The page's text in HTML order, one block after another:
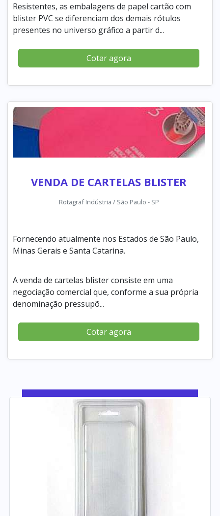
Resistentes, as embalagens de papel cartão com
blister PVC se diferenciam dos demais rótulos
presentes no universo gráfico a partir d...
Cotar agora
VENDA DE CARTELAS BLISTER
Rotagraf Indústria / São Paulo - SP
Fornecendo atualmente nos Estados de São Paulo,
Minas Gerais e Santa Catarina.
A venda de cartelas blister consiste em uma
negociação comercial que, conforme a sua própria
denominação pressupõ...
Cotar agora